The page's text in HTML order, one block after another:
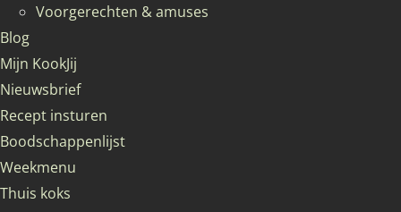
Voorgerechten & amuses
Blog
Mijn KookJij
Nieuwsbrief
Recept insturen
Boodschappenlijst
Weekmenu
Thuis koks